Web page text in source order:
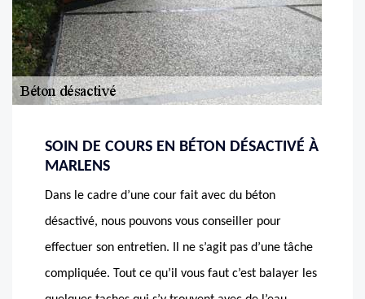
SOIN DE COURS EN BÉTON DÉSACTIVÉ À
MARLENS
Dans le cadre d’une cour fait avec du béton
désactivé, nous pouvons vous conseiller pour
effectuer son entretien. Il ne s’agit pas d’une tâche
compliquée. Tout ce qu’il vous faut c’est balayer les